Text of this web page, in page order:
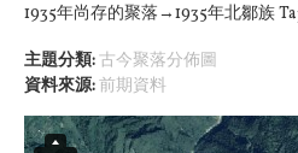
1935年尚存的聚落→1935年北鄒族
主題分類:古今聚落分佈圖
資料來源:前期資料